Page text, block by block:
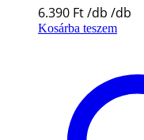
6.390 Ft
Kosárba teszem